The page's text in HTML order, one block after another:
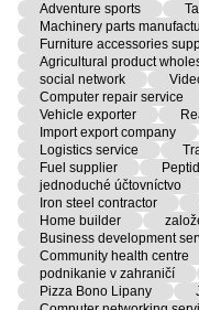
Adventure sports
Machinery parts
Furniture accessories
Agricultural product
social network
Computer repair service
Vehicle exporter
Import export company
Logistics service
Fuel supplier
jednoduché účtovníctvo
Iron steel contractor
Home builder
Business development
Community health centre
podnikanie v zahraničí
Pizza Bono Lipany